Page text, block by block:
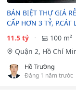
BÁN BIỆT THỰ GIÁ
CẤP HƠN 3 TỶ,
11.5 tỷ
100 m²
Quận 2, Hồ Chí
Hồ Trường
Đăng 1 năm trước